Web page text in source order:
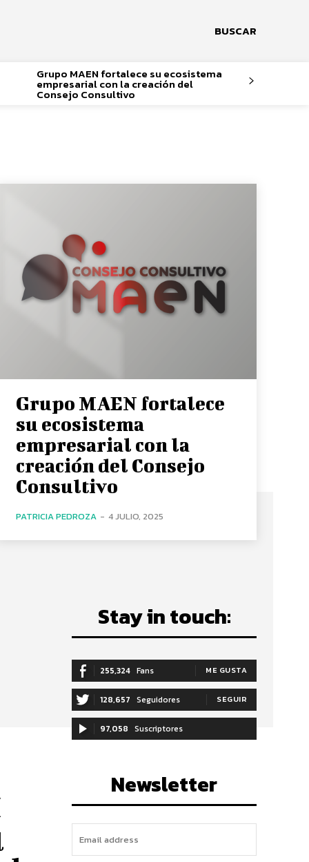
BUSCAR
Grupo MAEN fortalece su ecosistema
empresarial con la creación del
Consejo Consultivo
Grupo MAEN fortalece
su ecosistema
empresarial con la
creación del Consejo
Consultivo
PATRICIA PEDROZA - 4 JULIO, 2025
Stay in touch:
255,324 Fans ME GUSTA
128,657 Seguidores SEGUIR
97,058 Suscriptores
Newsletter